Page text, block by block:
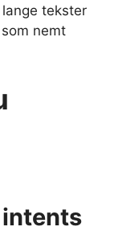
tekster
nemt
intents